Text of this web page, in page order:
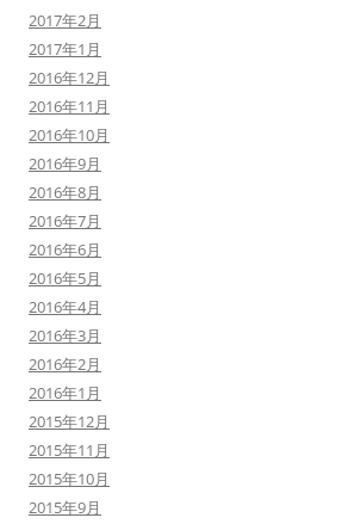
2017年2月
2017年1月
2016年12月
2016年11月
2016年10月
2016年9月
2016年8月
2016年7月
2016年6月
2016年5月
2016年4月
2016年3月
2016年2月
2016年1月
2015年12月
2015年11月
2015年10月
2015年9月